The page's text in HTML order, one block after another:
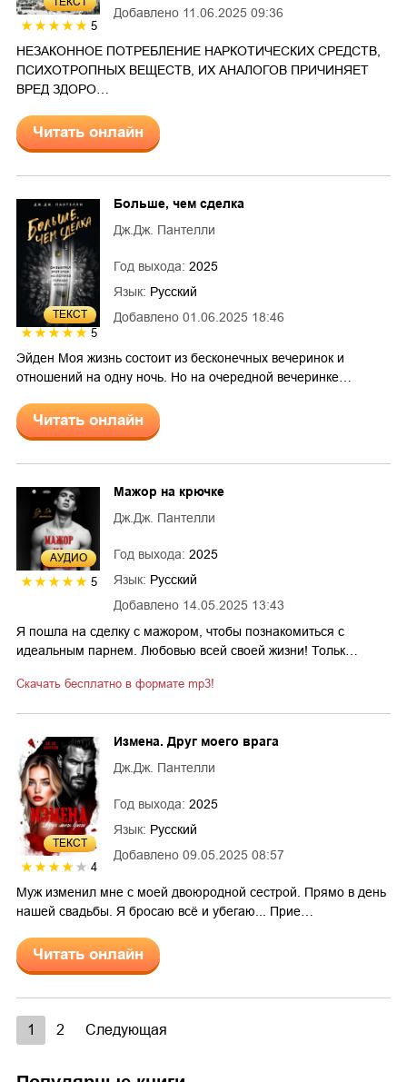
5
Добавлено 11.06.2025 09:36
НЕЗАКОННОЕ ПОТРЕБЛЕНИЕ НАРКОТИЧЕСКИХ СРЕДСТВ,
ПСИХОТРОПНЫХ ВЕЩЕСТВ, ИХ АНАЛОГОВ ПРИЧИНЯЕТ
ВРЕД ЗДОРО…
Читать онлайн
ТЕКСТ
5
Добавлено 01.06.2025 18:46
Больше, чем сделка
Дж.Дж. Пантелли
Год выхода: 2025
Язык: Русский
Эйден Моя жизнь состоит из бесконечных вечеринок и
отношений на одну ночь. Но на очередной вечеринке…
Читать онлайн
AУДИО
5
Добавлено 14.05.2025 13:43
Мажор на крючке
Дж.Дж. Пантелли
Год выхода: 2025
Язык: Русский
Я пошла на сделку с мажором, чтобы познакомиться с
идеальным парнем. Любовью всей своей жизни! Тольк…
Скачать бесплатно в формате mp3!
ТЕКСТ
4
Добавлено 09.05.2025 08:57
Измена. Друг моего врага
Дж.Дж. Пантелли
Год выхода: 2025
Язык: Русский
Муж изменил мне с моей двоюродной сестрой. Прямо в день
нашей свадьбы. Я бросаю всё и убегаю... Прие…
Читать онлайн
1 2 Следующая